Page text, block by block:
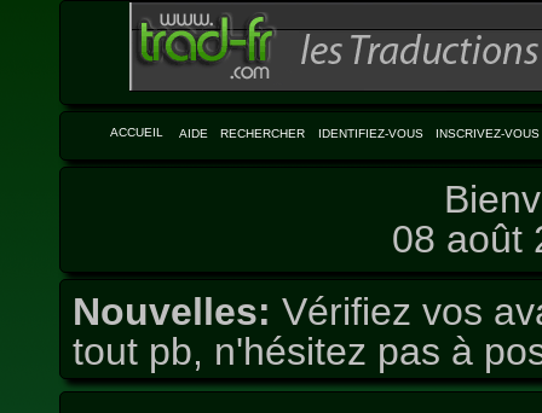
ACCUEIL AIDE RECHERCHER IDENTIFIEZ-VOUS INSCRIVEZ-VOUS
08 août
Nouvelles: Vérifiez vos
tout pb, n'hésitez pas à